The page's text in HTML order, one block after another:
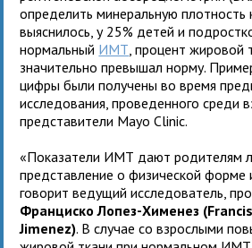
определить минеральную плотность
выяснилось, у 25% детей и
нормальный ИМТ , процент жировой
значительно превышал норму.
цифры были получены во время
исследования, проведенного среди
представители Mayo Clinic.
«Показатели ИМТ дают родителям
представление о физической форме
говорит ведущий исследователь,
Франциско Лопез-Хименез
Jimenez). В случае со взрослыми